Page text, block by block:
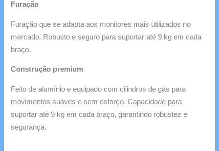
Furação
Furação que se adapta aos monitores mais utilizados no
mercado. Robusto e seguro para suportar até 9 kg em cada
braço.
Construção premium
Feito de alumínio e equipado com cilindros de gás para
movimentos suaves e sem esforço. Capacidade para
suportar até 9 kg em cada braço, garantindo robustez e
segurança.